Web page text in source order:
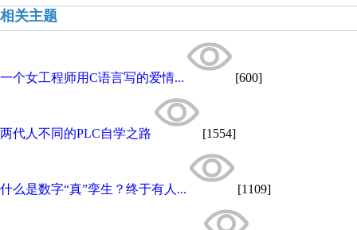
相关主题
一个女工程师用C语言写的爱情... [600]
两代人不同的PLC自学之路 [1554]
什么是数字“真”孪生？终于有人... [1109]